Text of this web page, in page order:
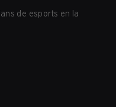
de esports en la